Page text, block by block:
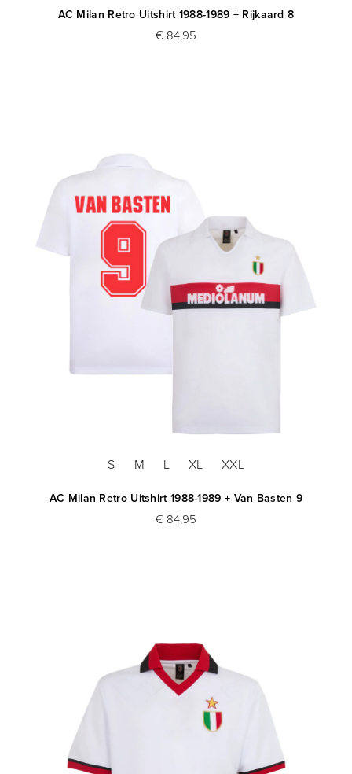
AC Milan Retro Uitshirt 1988-1989 + Rijkaard 8
€ 84,95
S M L XL XXL
AC Milan Retro Uitshirt 1988-1989 + Van Basten 9
€ 84,95